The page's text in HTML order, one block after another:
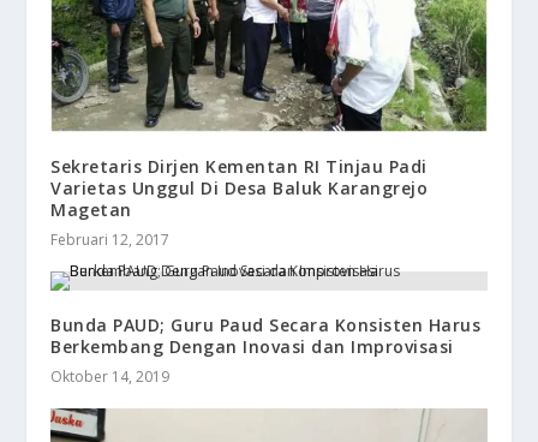
Sekretaris Dirjen Kementan RI Tinjau Padi
Varietas Unggul Di Desa Baluk Karangrejo
Magetan
Februari 12, 2017
Bunda PAUD; Guru Paud Secara Konsisten Harus
Berkembang Dengan Inovasi dan Improvisasi
Oktober 14, 2019